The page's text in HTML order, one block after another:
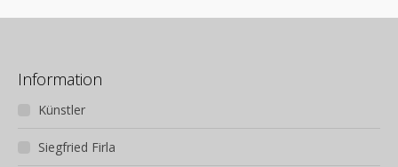
gewählt
Varianten
Information
Künstler
Siegfried Firla